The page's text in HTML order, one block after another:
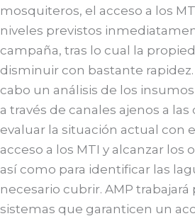
mosquiteros, el acceso a los
niveles previstos
campaña, tras lo cual la
disminuir con bastante rapidez.
cabo un análisis de los
a través de canales ajenos a
evaluar la situación actual con
acceso a los MTI y alcanzar los
así como para identificar las
necesario cubrir. AMP
sistemas que garanticen un